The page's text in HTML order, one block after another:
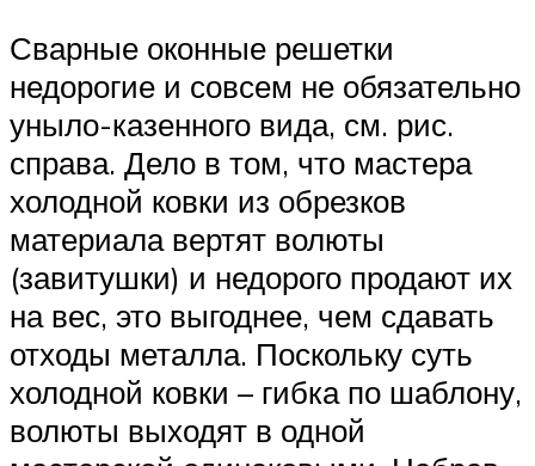
Сварные оконные решетки
недорогие и совсем не обязательно
уныло-казенного вида, см. рис.
справа. Дело в том, что мастера
холодной ковки из обрезков
материала вертят волюты
(завитушки) и недорого продают их
на вес, это выгоднее, чем сдавать
отходы металла. Поскольку суть
холодной ковки – гибка по шаблону,
волюты выходят в одной